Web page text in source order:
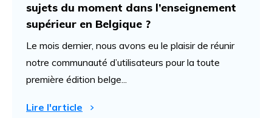
sujets du moment dans l’enseignement
supérieur en Belgique ?
Le mois dernier, nous avons eu le plaisir de réunir
notre communauté d’utilisateurs pour la toute
première édition belge...
Lire l'article